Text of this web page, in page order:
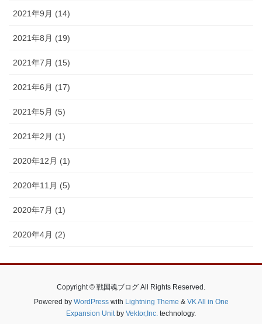
2021年9月 (14)
2021年8月 (19)
2021年7月 (15)
2021年6月 (17)
2021年5月 (5)
2021年2月 (1)
2020年12月 (1)
2020年11月 (5)
2020年7月 (1)
2020年4月 (2)
Copyright © 戦国魂ブログ All Rights Reserved.
Powered by WordPresswith Lightning Theme & VK All in One
Expansion Unitby Vektor,Inc. technology.